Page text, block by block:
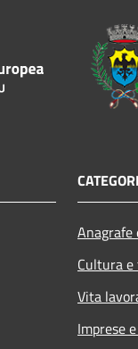
Cultura
Vita
Imprese